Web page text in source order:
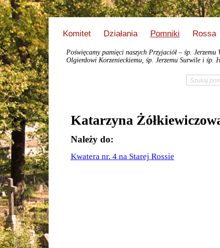
Komitet Działania Pomniki Rossa
Poświęcamy pamięci naszych Przyjaciół – śp.
Olgierdowi Korzenieckiemu, śp. Jerzemu Surwile i śp.
Katarzyna
Należy do:
Kwatera nr. 4 na Starej Rossie